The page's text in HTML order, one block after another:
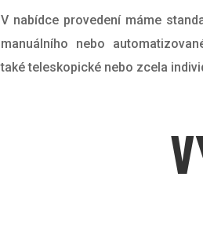
V nabídce provedení máme
manuálního nebo
také teleskopické nebo zcela